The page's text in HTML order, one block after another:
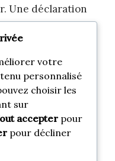
Une déclaration
mieux qu’un
la vie réelle,
est signalé tôt,
partielles.
votre
personnalisé
choisir les
sur
accepterpour
pour décliner